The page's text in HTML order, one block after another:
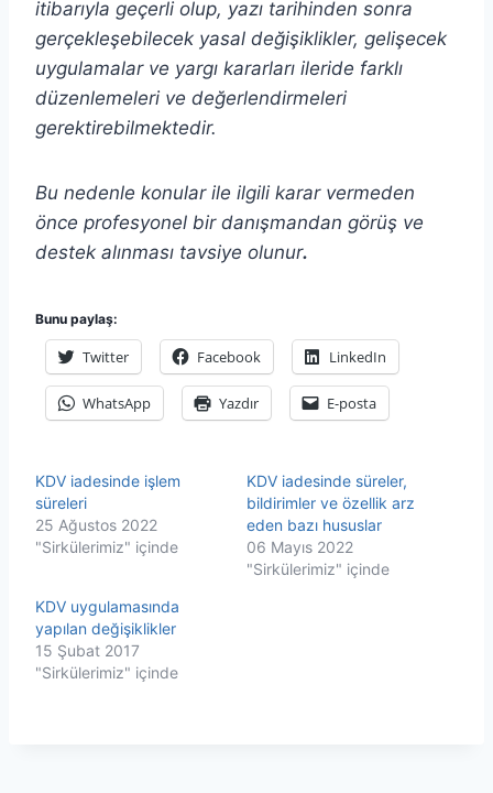
itibarıyla geçerli olup, yazı tarihinden sonra
gerçekleşebilecek yasal değişiklikler, gelişecek
uygulamalar ve yargı kararları ileride farklı
düzenlemeleri ve değerlendirmeleri
gerektirebilmektedir.
Bu nedenle konular ile ilgili karar vermeden
önce profesyonel bir danışmandan görüş ve
destek alınması tavsiye olunur.
Bunu paylaş:
Twitter Facebook LinkedIn
WhatsApp Yazdır E-posta
KDV iadesinde işlem
süreleri
25 Ağustos 2022
"Sirkülerimiz" içinde
KDV iadesinde süreler,
bildirimler ve özellik arz
eden bazı hususlar
06 Mayıs 2022
"Sirkülerimiz" içinde
KDV uygulamasında
yapılan değişiklikler
15 Şubat 2017
"Sirkülerimiz" içinde